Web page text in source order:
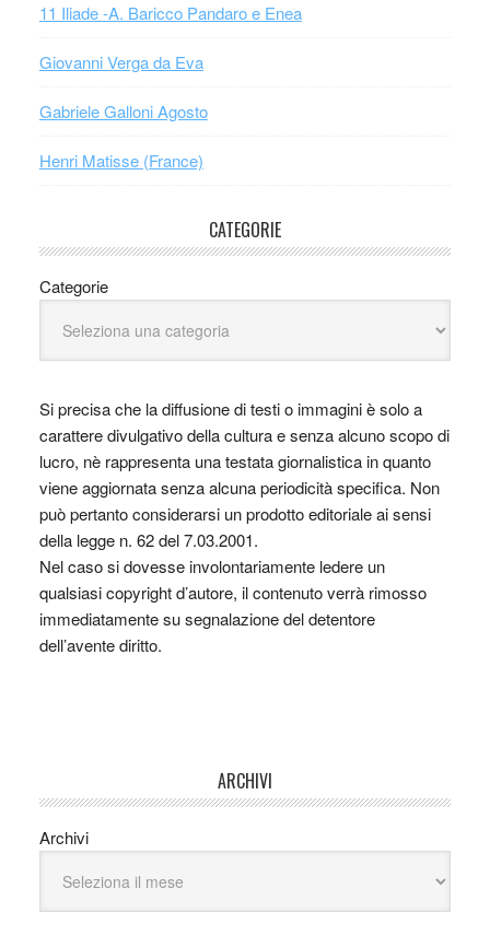
11 Iliade -A. Baricco Pandaro e Enea
Giovanni Verga da Eva
Gabriele Galloni Agosto
Henri Matisse (France)
CATEGORIE
Categorie
Si precisa che la diffusione di testi o immagini è solo a
carattere divulgativo della cultura e senza alcuno scopo di
lucro, nè rappresenta una testata giornalistica in quanto
viene aggiornata senza alcuna periodicità specifica. Non
può pertanto considerarsi un prodotto editoriale ai sensi
della legge n. 62 del 7.03.2001.
Nel caso si dovesse involontariamente ledere un
qualsiasi copyright d’autore, il contenuto verrà rimosso
immediatamente su segnalazione del detentore
dell’avente diritto.
ARCHIVI
Archivi